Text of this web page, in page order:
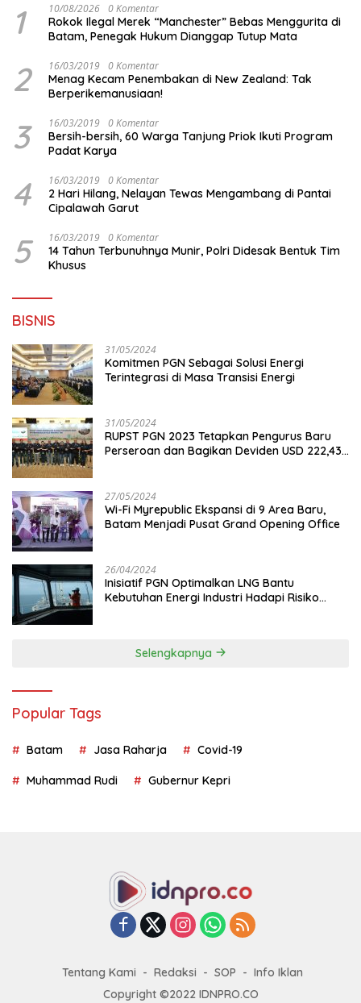
1 10/08/2026 0 Komentar
Rokok Ilegal Merek “Manchester” Bebas Menggurita di
Batam, Penegak Hukum Dianggap Tutup Mata
2 16/03/2019 0 Komentar
Menag Kecam Penembakan di New Zealand: Tak
Berperikemanusiaan!
3 16/03/2019 0 Komentar
Bersih-bersih, 60 Warga Tanjung Priok Ikuti Program
Padat Karya
4 16/03/2019 0 Komentar
2 Hari Hilang, Nelayan Tewas Mengambang di Pantai
Cipalawah Garut
5 16/03/2019 0 Komentar
14 Tahun Terbunuhnya Munir, Polri Didesak Bentuk Tim
Khusus
BISNIS
31/05/2024
Komitmen PGN Sebagai Solusi Energi
Terintegrasi di Masa Transisi Energi
31/05/2024
RUPST PGN 2023 Tetapkan Pengurus Baru
Perseroan dan Bagikan Deviden USD 222,43
27/05/2024
Wi-Fi Myrepublic Ekspansi di 9 Area Baru,
Batam Menjadi Pusat Grand Opening Office
26/04/2024
Inisiatif PGN Optimalkan LNG Bantu
Kebutuhan Energi Industri Hadapi Risiko
Selengkapnya
Popular Tags
Batam Jasa Raharja Covid-19
Muhammad Rudi Gubernur Kepri
Tentang Kami Redaksi SOP
Info Iklan
Copyright ©2022 IDNPRO.CO